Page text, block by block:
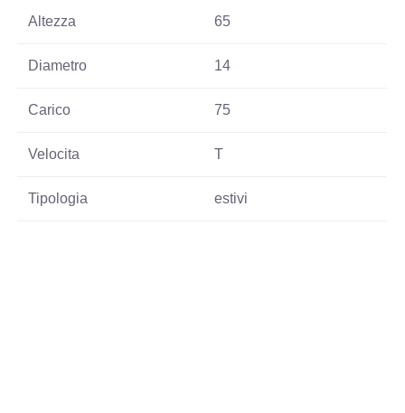
Altezza 65
Diametro 14
Carico 75
Velocita T
Tipologia estivi